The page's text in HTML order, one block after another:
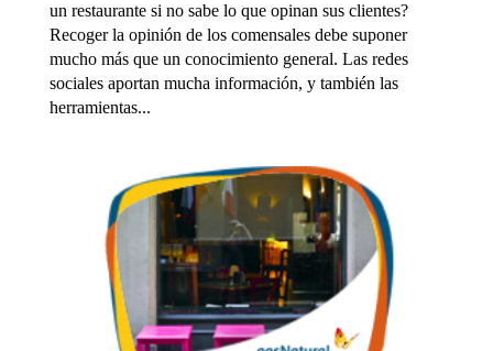
un restaurante si no sabe lo que opinan sus clientes?
Recoger la opinión de los comensales debe suponer
mucho más que un conocimiento general. Las redes
sociales aportan mucha información, y también las
herramientas...